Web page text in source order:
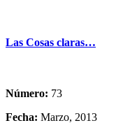
Las Cosas claras…
Número: 73
Fecha: Marzo, 2013